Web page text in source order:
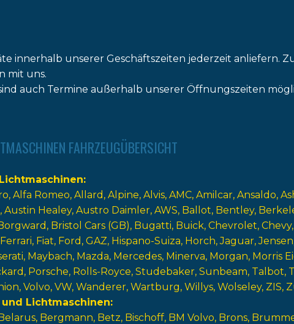
innerhalb unserer Geschäftszeiten jederzeit anliefern.
mit uns.
auch Termine außerhalb unserer Öffnungszeiten
FAHRZEUGÜBERSICHT
Alfa Romeo Allard Alpine Alvis AMC Amilcar Ansaldo
Austin Healey Austro Daimler AWS Ballot Bentley
Bristol Cars (GB) Bugatti Buick Chevrolet Chevy
Ferrari Fiat Ford GAZ Hispano-Suiza Horch Jaguar Jensen
Maybach Mazda Mercedes Minerva Morgan Morris
Porsche Rolls-Royce Studebaker Sunbeam Talbot
Volvo VW Wanderer Wartburg Willys Wolseley ZIS
Lichtmaschinen
Bergmann Betz Bischoff BM Volvo Brons